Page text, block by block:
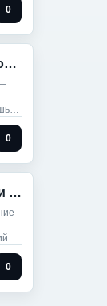
0
Чтение по ладони: Хиромантия (Мод, Unlocked)
0
Picsart: редактор фото и видео (Мод, Unlocked)
0